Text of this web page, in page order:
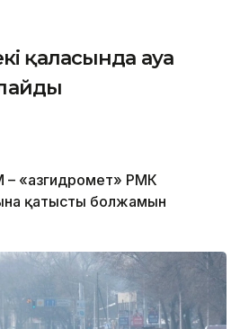
екі қаласында ауа
«Қазгидромет» РМК
қатысты болжамын